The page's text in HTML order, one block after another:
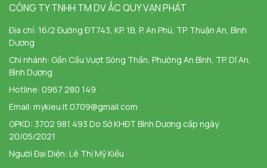
CÔNG TY TNHH TM DV ẮC QUY VẠN PHÁT
Địa chỉ: 16/2 Đường ĐT743, KP. 1B, P. An Phú, TP. Thuận An, Bình
Dương
Chi nhánh: Gần Cầu Vượt Sóng Thần, Phường An Bình, TP. Dĩ An,
Bình Dương
Hotline: 0967 280 149
Email: mykieu.lt.0709@gmail.com
GPKD: 3702 981 493 Do Sở KHĐT Bình Dương cấp ngày
20/05/2021
Người Đại Diện: Lê Thị Mỹ Kiều